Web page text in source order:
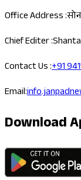
Office Address :
Chief Editer :
Contact Us :+91
Email:
Download